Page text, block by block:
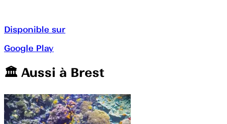
Disponible sur
Google Play
🏛️️ Aussi à Brest